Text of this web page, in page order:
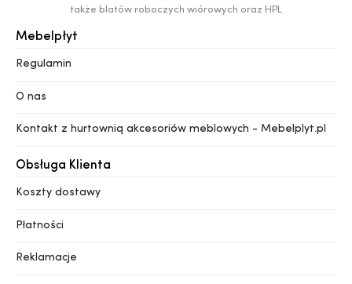
także blatów roboczych wiórowych oraz HPL
Mebelpłyt
Regulamin
O nas
Kontakt z hurtownią akcesoriów meblowych - Mebelplyt.pl
Obsługa Klienta
Koszty dostawy
Płatności
Reklamacje